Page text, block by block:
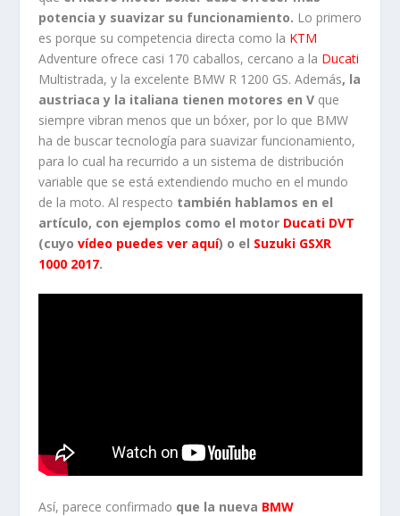
potencia y suavizar su funcionamiento. Lo primero
es porque su competencia directa como la KTM
Adventure ofrece casi 170 caballos, cercano a la Ducati
Multistrada, y la excelente BMW R 1200 GS. Además, la
austriaca y la italiana tienen motores en V que
siempre vibran menos que un bóxer, por lo que BMW
ha de buscar tecnología para suavizar funcionamiento,
para lo cual ha recurrido a un sistema de distribución
variable que se está extendiendo mucho en el mundo
de la moto. Al respecto también hablamos en el
artículo, con ejemplos como el motor Ducati DVT
(cuyo vídeo puedes ver aquí) o el Suzuki GSXR
1000 2017.
Así, parece confirmado que la nueva BMW